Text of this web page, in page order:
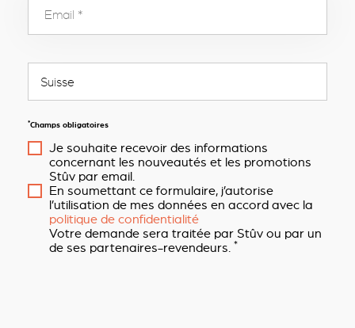
*Champs obligatoires
Je souhaite recevoir des informations
concernant les nouveautés et les promotions
Stûv par email.
En soumettant ce formulaire, j’autorise
l’utilisation de mes données en accord avec la
politique de confidentialité
Votre demande sera traitée par Stûv ou par un
de ses partenaires-revendeurs. *